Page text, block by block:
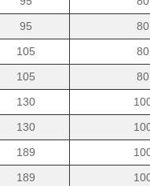
95
80
105
80
105
80
130
130
189
189